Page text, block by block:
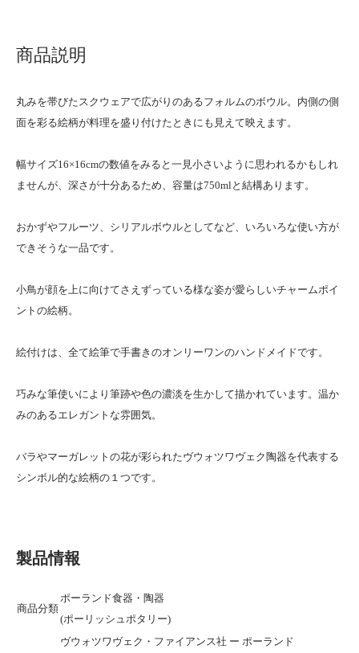
商品説明
丸みを帯びたスクウェアで広がりのあるフォルムのボウル。内側の側
面を彩る絵柄が料理を盛り付けたときにも見えて映えます。
幅サイズ16×16cmの数値をみると一見小さいように思われるかもしれ
ませんが、深さが十分あるため、容量は750mlと結構あります。
おかずやフルーツ、シリアルボウルとしてなど、いろいろな使い方が
できそうな一品です。
小鳥が顔を上に向けてさえずっている様な姿が愛らしいチャームポイ
ントの絵柄。
絵付けは、全て絵筆で手書きのオンリーワンのハンドメイドです。
巧みな筆使いにより筆跡や色の濃淡を生かして描かれています。温か
みのあるエレガントな雰囲気。
バラやマーガレットの花が彩られたヴウォツワヴェク陶器を代表する
シンボル的な絵柄の１つです。
製品情報
商品分類
ポーランド食器・陶器
(ポーリッシュポタリー)
ヴウォツワヴェク・ファイアンス社 ー ポーランド